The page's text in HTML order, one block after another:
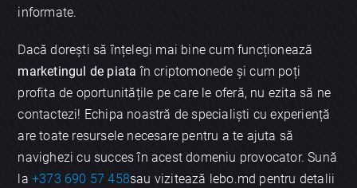
informate.
Dacă dorești să înțelegi mai bine cum funcționează
marketingul de piata în criptomonede și cum poți
profita de oportunitățile pe care le oferă, nu ezita să ne
contactezi! Echipa noastră de specialiști cu experiență
are toate resursele necesare pentru a te ajuta să
navighezi cu succes în acest domeniu provocator. Sună
la+373 690 57 458sau vizitează lebo.md pentru detalii